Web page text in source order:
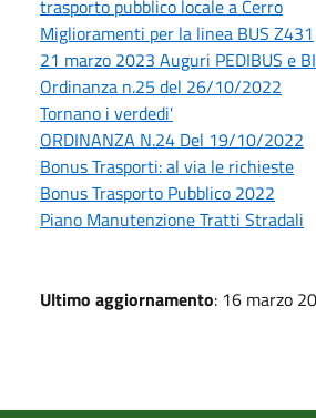
trasporto pubblico locale a Cerro
Miglioramenti per la linea BUS Z431
21 marzo 2023 Auguri PEDIBUS e
Ordinanza n.25 del 26/10/2022
Tornano i verdedi'
ORDINANZA N.24 Del 19/10/2022
Bonus Trasporti: al via le richieste
Bonus Trasporto Pubblico 2022
Piano Manutenzione Tratti Stradali
Ultimo aggiornamento: 16 marzo